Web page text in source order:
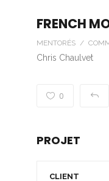
FRENCH
MENTORÉS /
Chris Chaulvet
0
PROJET
CLIENT